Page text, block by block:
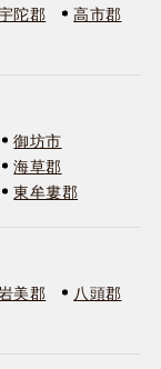
陀郡
高市郡
御坊市
海草郡
東牟婁郡
美郡
八頭郡